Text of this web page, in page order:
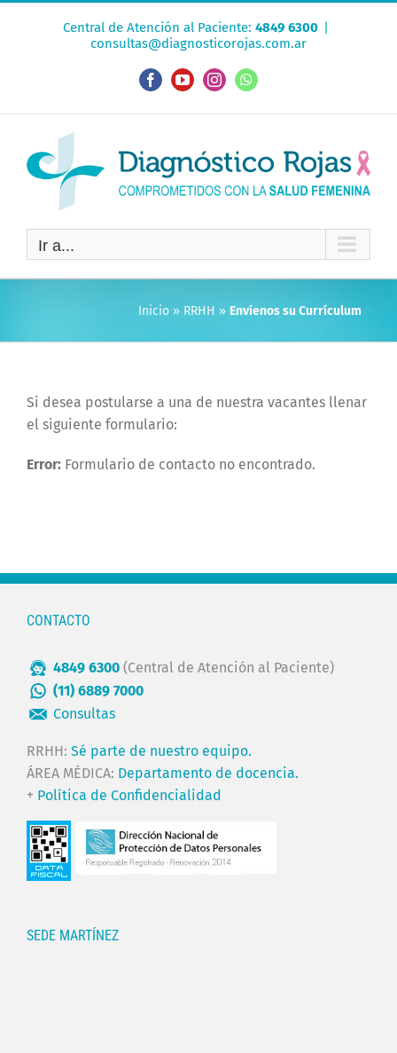
Central de Atención al Paciente: 4849 6300 |
consultas@diagnosticorojas.com.ar
FacebookYouTubeInstagramWhatsApp
Ir a...
Inicio » RRHH » Envíenos su Currículum
Si desea postularse a una de nuestra vacantes llenar
el siguiente formulario:
Error: Formulario de contacto no encontrado.
CONTACTO
4849 6300 (Central de Atención al Paciente)
(11) 6889 7000
Consultas
RRHH: Sé parte de nuestro equipo.
ÁREA MÉDICA: Departamento de docencia.
+ Política de Confidencialidad
SEDE MARTÍNEZ